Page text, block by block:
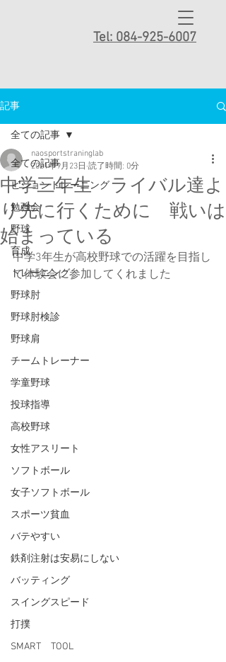
Tel: 084-925-6007
記事
全ての記事
ビジョントレーニング
勉強会
野球
育成
トレーニング
野球肘
野球肘検診
野球肩
チームトレーナー
学童野球
投球指導
高校野球
女性アスリート
ソフトボール
女子ソフトボール
スポーツ貧血
バテやすい
鉄剤注射は安易にしない
バッティング
スイングスピード
打撲
SMART TOOL
全ての記事
中学三年生 ライバル達よ
り先に行くために 戦いは
始まっている
naosportstraninglab
2021年9月23日 読了時間: 0分
中学3年生が高校野球での活躍を目指し
て体験会に参加してくれました